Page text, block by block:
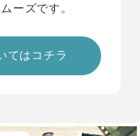
ーズです。
てはコチラ